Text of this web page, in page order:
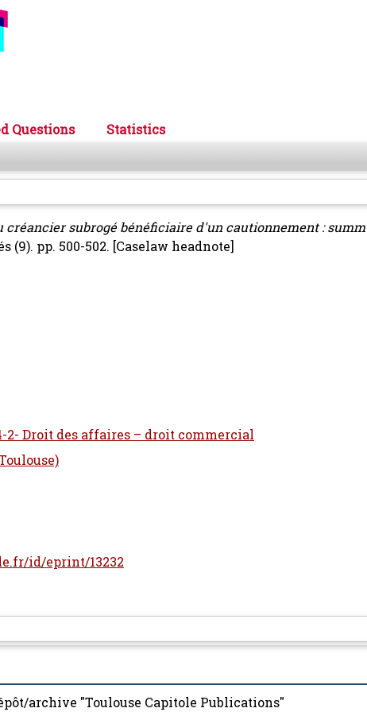
Questions
Statistics
créancier subrogé bénéficiaire d'un cautionnement :
(9). pp. 500-502. [Caselaw headnote]
2- Droit des affaires – droit commercial
id/eprint/13232
archive "Toulouse Capitole Publications"